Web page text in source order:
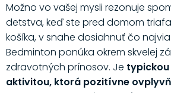
Možno vo vašej mysli rezonuje
detstva, keď ste pred domom
košíka, v snahe dosiahnuť čo
Bedminton ponúka okrem skvelej
zdravotných prínosov. Je
aktivitou, ktorá pozitívne